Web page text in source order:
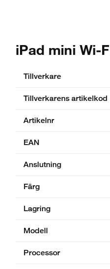
iPad mini Wi-
Tillverkare
Tillverkarens artikelkod
Artikelnr
EAN
Anslutning
Färg
Lagring
Modell
Processor